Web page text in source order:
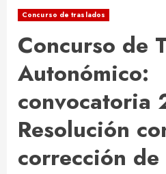
Concurso de traslados
Concurso de
Autonómico:
convocatoria
Resolución
corrección